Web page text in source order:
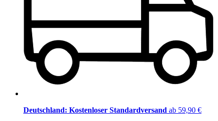
Deutschland: Kostenloser Standardversand ab 59,90 €